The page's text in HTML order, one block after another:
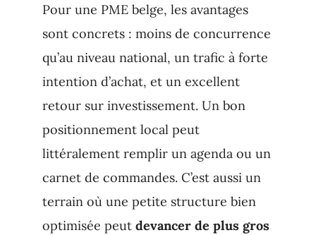
Pour une PME belge, les avantages
sont concrets : moins de concurrence
qu’au niveau national, un trafic à forte
intention d’achat, et un excellent
retour sur investissement. Un bon
positionnement local peut
littéralement remplir un agenda ou un
carnet de commandes. C’est aussi un
terrain où une petite structure bien
optimisée peut devancer de plus gros